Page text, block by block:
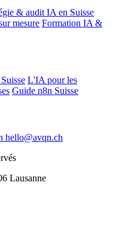
& audit IA en Suisse
mesure Formation IA &
L'IA pour les
Guide n8n Suisse
hello@avqn.ch
Lausanne